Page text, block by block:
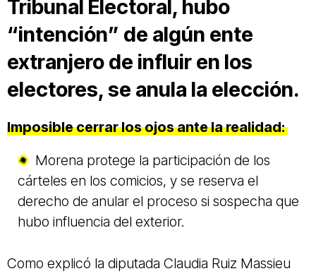
Tribunal Electoral, hubo
“intención” de algún ente
extranjero de influir en los
electores, se anula la elección.
Imposible cerrar los ojos ante la realidad:
Morena protege la participación de los
cárteles en los comicios, y se reserva el
derecho de anular el proceso si sospecha que
hubo influencia del exterior.
Como explicó la diputada Claudia Ruiz Massieu